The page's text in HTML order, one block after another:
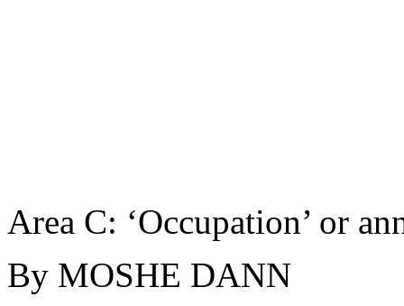
Area C: ‘Occupation’ or
By MOSHE DANN